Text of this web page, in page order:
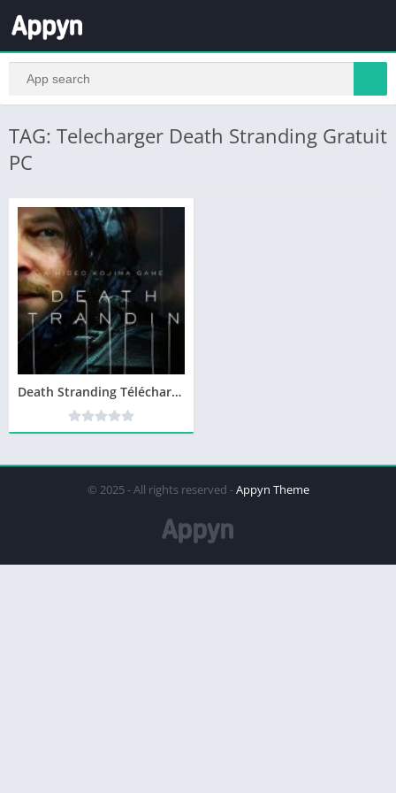
TAG: Telecharger Death Stranding Gratuit
PC
Death Stranding Télécharger PC Gratuit Version Complète Jeu
© 2025 - All rights reserved -Appyn Theme